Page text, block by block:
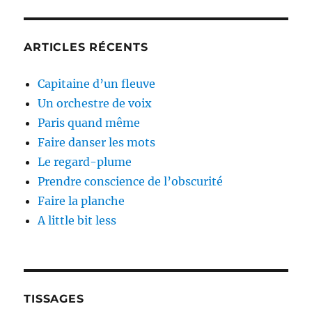
ARTICLES RÉCENTS
Capitaine d’un fleuve
Un orchestre de voix
Paris quand même
Faire danser les mots
Le regard-plume
Prendre conscience de l’obscurité
Faire la planche
A little bit less
TISSAGES